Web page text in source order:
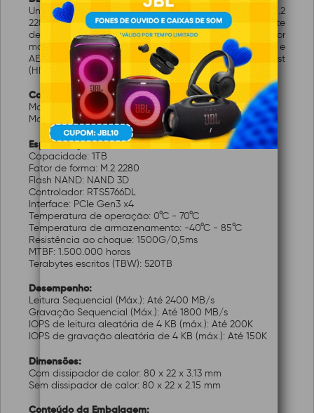
Unidade de estado sólido LEGEND 710 PCIe Gen3 x4 M.2
2280 com interface PCIe Gen3 x4, excelente
desempenho de leitura/gravação, dissipador de calor
mantém as coisas 15% mais frias, criptografia LDPC e
AES de 256 bits que suporta buffer de memória do host
(HMB)
Características:
Marca: ADATA
Modelo: ALEG-710-1TCS
Especificações técnicas:
Capacidade: 1TB
Fator de forma: M.2 2280
Flash NAND: NAND 3D
Controlador: RTS5766DL
Interface: PCIe Gen3 x4
Temperatura de operação: 0°C - 70°C
Temperatura de armazenamento: -40°C - 85°C
Resistência ao choque: 1500G/0,5ms
MTBF: 1.500.000 horas
Terabytes escritos (TBW): 520TB
Desempenho:
Leitura Sequencial (Máx.): Até 2400 MB/s
Gravação Sequencial (Máx.): Até 1800 MB/s
IOPS de leitura aleatória de 4 KB (máx.): Até 200K
IOPS de gravação aleatória de 4 KB (máx.): Até 150K
Dimensões:
Com dissipador de calor: 80 x 22 x 3.13 mm
Sem dissipador de calor: 80 x 22 x 2.15 mm
Conteúdo da Embalagem: